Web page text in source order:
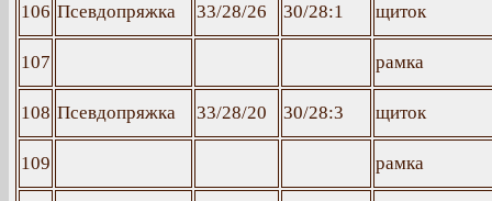
106 Псевдопряжка 33/28/26 30/28:1 щиток
107 рамка
108 Псевдопряжка 33/28/20 30/28:3 щиток
109 рамка